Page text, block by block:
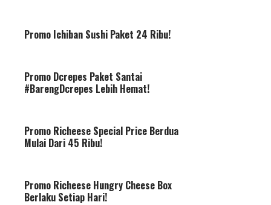
Promo Ichiban Sushi Paket 24 Ribu!
Promo Dcrepes Paket Santai
#BarengDcrepes Lebih Hemat!
Promo Richeese Special Price Berdua
Mulai Dari 45 Ribu!
Promo Richeese Hungry Cheese Box
Berlaku Setiap Hari!